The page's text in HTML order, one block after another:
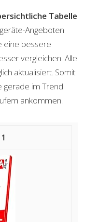
Tabelle
Angeboten
eine bessere
vergleichen. Alle
aktualisiert. Somit
gerade im Trend
ankommen.
1